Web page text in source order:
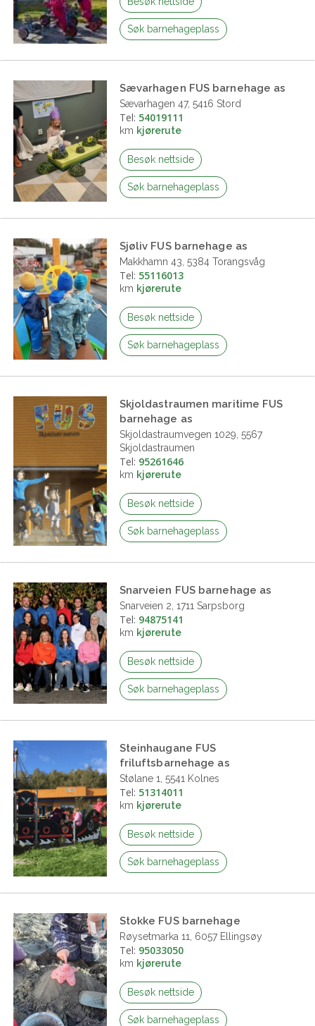
Søk barnehageplass
Sævarhagen FUS barnehage as
Sævarhagen 47, 5416 Stord
Tel: 54019111
km kjørerute
Besøk nettside
Søk barnehageplass
Sjøliv FUS barnehage as
Makkhamn 43, 5384 Torangsvåg
Tel: 55116013
km kjørerute
Besøk nettside
Søk barnehageplass
Skjoldastraumen maritime FUS
barnehage as
Skjoldastraumvegen 1029, 5567
Skjoldastraumen
Tel: 95261646
km kjørerute
Besøk nettside
Søk barnehageplass
Snarveien FUS barnehage as
Snarveien 2, 1711 Sarpsborg
Tel: 94875141
km kjørerute
Besøk nettside
Søk barnehageplass
Steinhaugane FUS
friluftsbarnehage as
Stølane 1, 5541 Kolnes
Tel: 51314011
km kjørerute
Besøk nettside
Søk barnehageplass
Stokke FUS barnehage
Røysetmarka 11, 6057 Ellingsøy
Tel: 95033050
km kjørerute
Besøk nettside
Søk barnehageplass